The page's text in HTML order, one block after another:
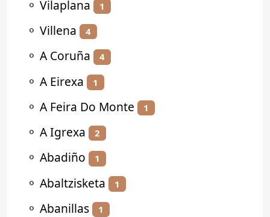
⚬ Vilaplana 1
⚬ Villena 4
⚬ A Coruña 4
⚬ A Eirexa 1
⚬ A Feira Do Monte 1
⚬ A Igrexa 2
⚬ Abadiño 1
⚬ Abaltzisketa 1
⚬ Abanillas 1